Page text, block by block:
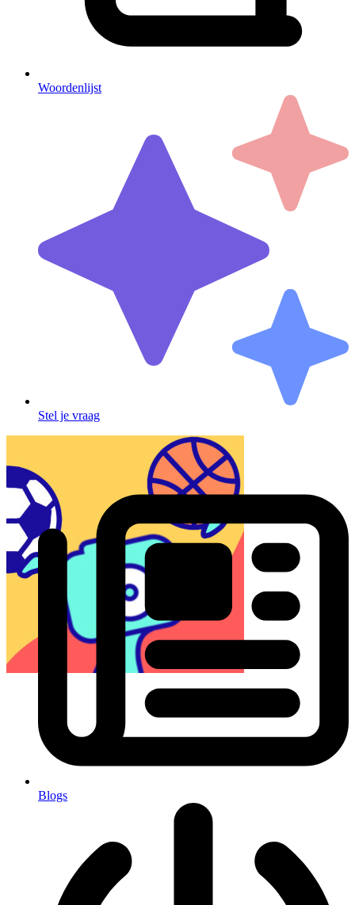
Woordenlijst
Stel je vraag
Blogs